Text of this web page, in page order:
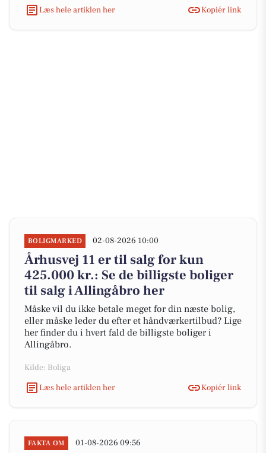
Læs hele artiklen her Kopiér link
BOLIGMARKED 02-08-2026 10:00
Århusvej 11 er til salg for kun
425.000 kr.: Se de billigste boliger
til salg i Allingåbro her
Måske vil du ikke betale meget for din næste bolig,
eller måske leder du efter et håndværkertilbud? Lige
her finder du i hvert fald de billigste boliger i
Allingåbro.
Kilde: Boliga
Læs hele artiklen her
Kopiér link
FAKTA OM 01-08-2026 09:56